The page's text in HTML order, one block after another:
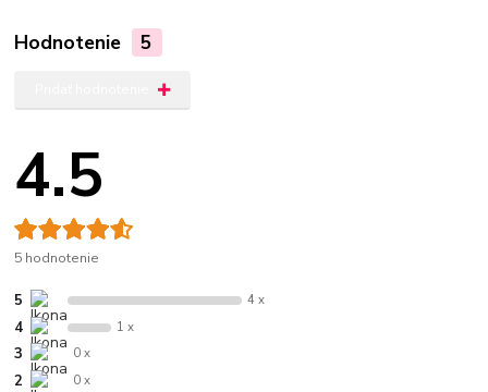
Hodnotenie 5
4.5
5 hodnotenie
5 4 x
4 1 x
3 0 x
2 0 x